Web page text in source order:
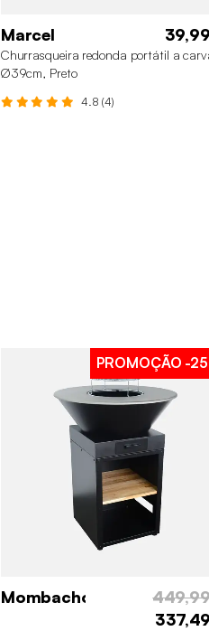
Marcel
Churrasqueira redonda portátil a
Ø39cm, Preto
4.8 (4)
PROMOÇÃO -
Mombacho